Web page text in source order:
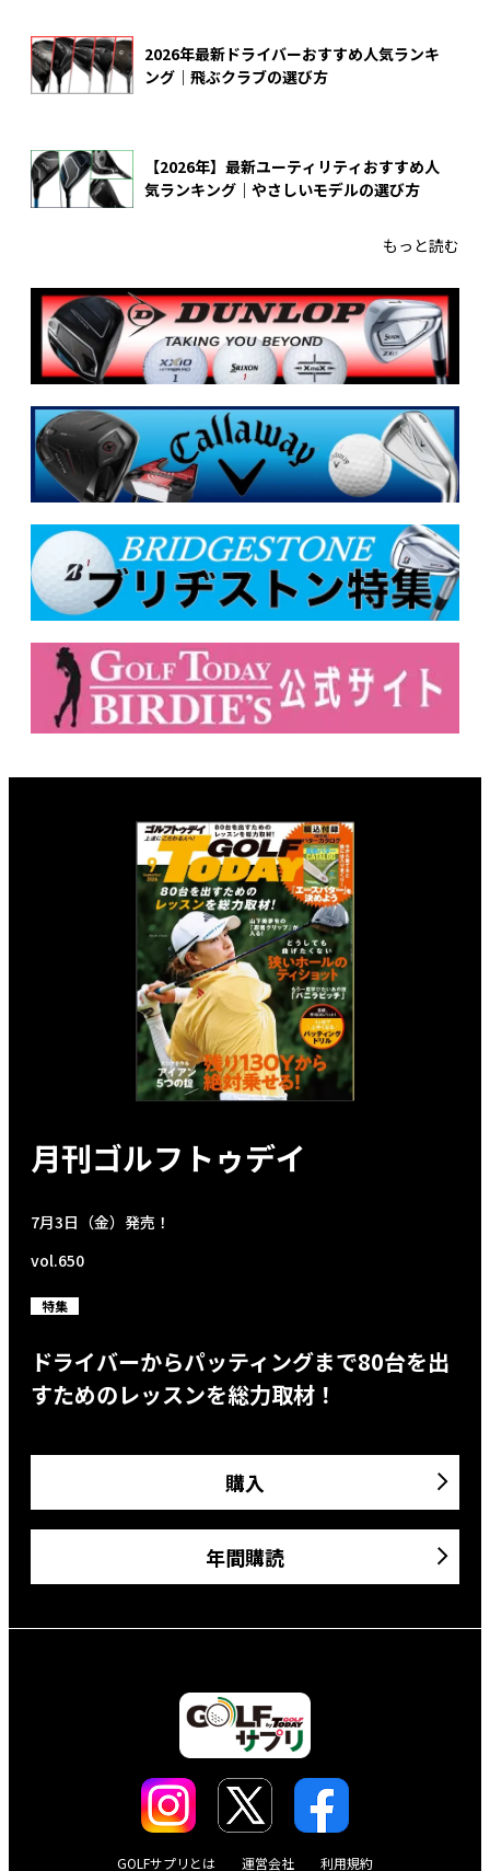
2026年最新ドライバーおすすめ人気ランキ
ング｜飛ぶクラブの選び方
【2026年】最新ユーティリティおすすめ人
気ランキング｜やさしいモデルの選び方
もっと読む
月刊ゴルフトゥデイ
7月3日（金）発売！
vol.650
特集
ドライバーからパッティングまで80台を出
すためのレッスンを総力取材！
購入
年間購読
GOLFサプリとは 運営会社 利用規約